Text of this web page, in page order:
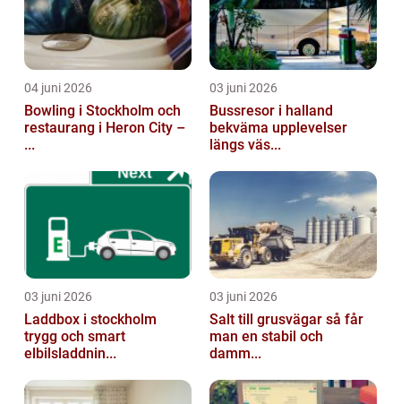
04 juni 2026
Bowling i Stockholm och
restaurang i Heron City –
...
03 juni 2026
Bussresor i halland
bekväma upplevelser
längs väs...
03 juni 2026
Laddbox i stockholm
trygg och smart
elbilsladdnin...
03 juni 2026
Salt till grusvägar så får
man en stabil och
damm...